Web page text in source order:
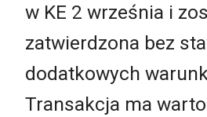
w KE 2 września i
zatwierdzona bez
dodatkowych
Transakcja ma